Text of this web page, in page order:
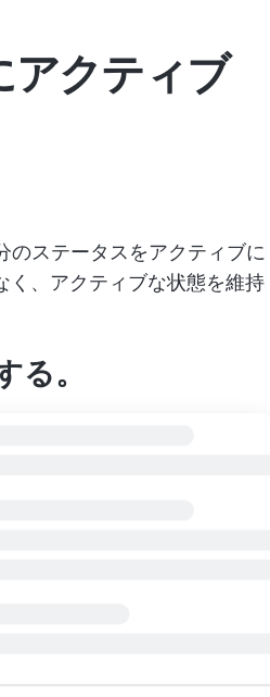
アクティブ
のステータスをアクティブに
く、アクティブな状態を維持
。